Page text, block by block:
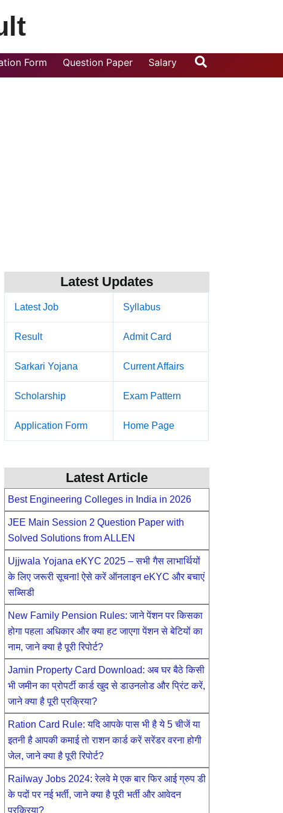
Form Question Paper Salary Search
Latest Updates
Latest Job Syllabus
Result Admit Card
Sarkari Yojana Current Affairs
Scholarship Exam Pattern
Application Form Home Page
Latest Article
Best Engineering Colleges in India in 2026
JEE Main Session 2 Question Paper with
Solved Solutions from ALLEN
Ujjwala Yojana eKYC 2025 – सभी गैस लाभार्थियों
के लिए जरूरी सूचना! ऐसे करें ऑनलाइन eKYC और बचाएं
सब्सिडी
New Family Pension Rules: जाने पेंशन पर किसका
होगा पहला अधिकार और क्या हट जाएगा पेंशन से बेटियों का
नाम, जाने क्या है पूरी रिपोर्ट?
Jamin Property Card Download: अब घर बैठे किसी
भी जमीन का प्रोपर्टी कार्ड खुद से डाउनलोड और प्रिंट करें,
जाने क्या है पूरी प्रक्रिया?
Ration Card Rule: यदि आपके पास भी है ये 5 चीजें या
इतनी है आपकी कमाई तो राशन कार्ड करें सरेंडर वरना होगी
जेल, जाने क्या है पूरी रिपोर्ट?
Railway Jobs 2024: रेलवे मे एक बार फिर आई ग्रुप डी
के पदों पर नई भर्ती, जाने क्या है पूरी भर्ती और आवेदन
प्रक्रिया?